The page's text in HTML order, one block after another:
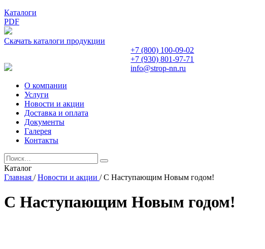
Каталоги
PDF
Скачать каталоги продукции
+7 (800) 100-09-02
+7 (930)801-97-71
info@strop-nn.ru
О компании
Услуги
Новости и акции
Доставка и оплата
Документы
Галерея
Контакты
Каталог
Главная / Новости и акции / С Наступающим Новым годом!
С Наступающим Новым годом!